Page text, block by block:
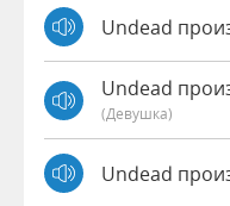
Undead
Undead
(девушка)
Undead